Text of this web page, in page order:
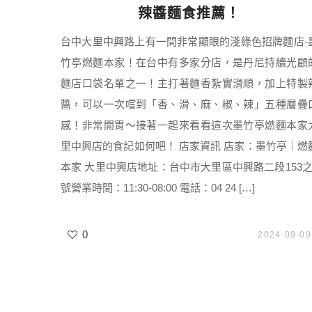
辣醬麵食推薦！
台中大里中興路上有一間非常顯眼的淺綠色招牌麵店-
竹亭燃麵本家！在台中有多家分店，是丹尼持續光顧
麵店口袋名單之一！主打著麵香紮實滑順，加上特製
醬，可以一次嚐到「香、滑、麻、椒、辣」五種層疊
感！非常開胃～接著一起來看看這次墨竹亭燃麵本家
里中興店的食記如何吧！ 店家資訊 店家：墨竹亭｜燃
本家 大里中興店地址：台中市大里區中興路二段153
號營業時間：11:30-08:00 電話：04 24 […]
0 2024-09-09